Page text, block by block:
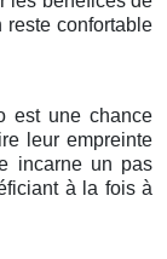
reste confortable
est une chance
leur empreinte
incarne un pas
à la fois à